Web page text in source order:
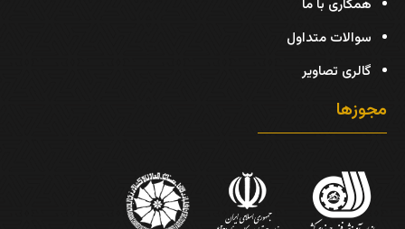
همکاری با ما
سوالات متداول
گالری تصاویر
مجوزها